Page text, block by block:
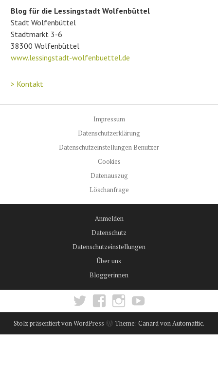
Blog für die Lessingstadt Wolfenbüttel
Stadt Wolfenbüttel
Stadtmarkt 3-6
38300 Wolfenbüttel
www.lessingstadt-wolfenbuettel.de
> Kontakt
Impressum
Datenschutzerklärung
Datenschutzeinstellungen Benutzer
Cookies
Datenauszug
Löschanfrage
Anmelden
Datenschutz
Datenschutzeinstellungen
Über uns
Bloggerinnen
TwitterFacebookInstagram
Stolz präsentiert von WordPress Theme: Canard vonAutomattic.